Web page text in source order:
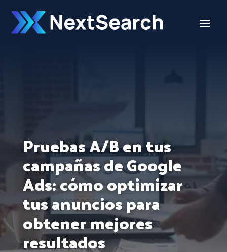
Pruebas A/B en tus
campañas de Google
Ads: cómo optimizar
tus anuncios para
obtener mejores
resultados